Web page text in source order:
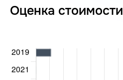
Оценка стоимости